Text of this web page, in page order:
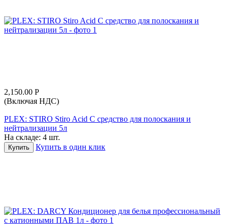
2,150.00 Р
(Включая НДС)
PLEX: STIRO Stiro Acid C средство для полоскания и
нейтрализации 5л
На складе: 4 шт.
Купить Купить в один клик